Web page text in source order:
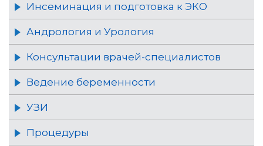
Инсеминация и подготовка к ЭКО
Андрология и Урология
Консультации врачей-специалистов
Ведение беременности
УЗИ
Процедуры